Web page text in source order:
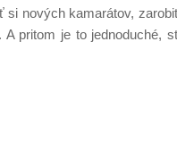
nových kamarátov,
pritom je to jednoduché,